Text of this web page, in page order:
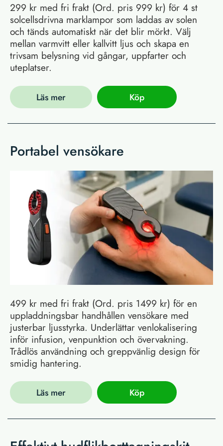
299 kr med fri frakt (Ord. pris 999 kr) för 4 st
solcellsdrivna marklampor som laddas av solen
och tänds automatiskt när det blir mörkt. Välj
mellan varmvitt eller kallvitt ljus och skapa en
trivsam belysning vid gångar, uppfarter och
uteplatser.
Läs mer Köp
Portabel vensökare
499 kr med fri frakt (Ord. pris 1499 kr) för en
uppladdningsbar handhållen vensökare med
justerbar ljusstyrka. Underlättar venlokalisering
inför infusion, venpunktion och övervakning.
Trådlös användning och greppvänlig design för
smidig hantering.
Läs mer Köp